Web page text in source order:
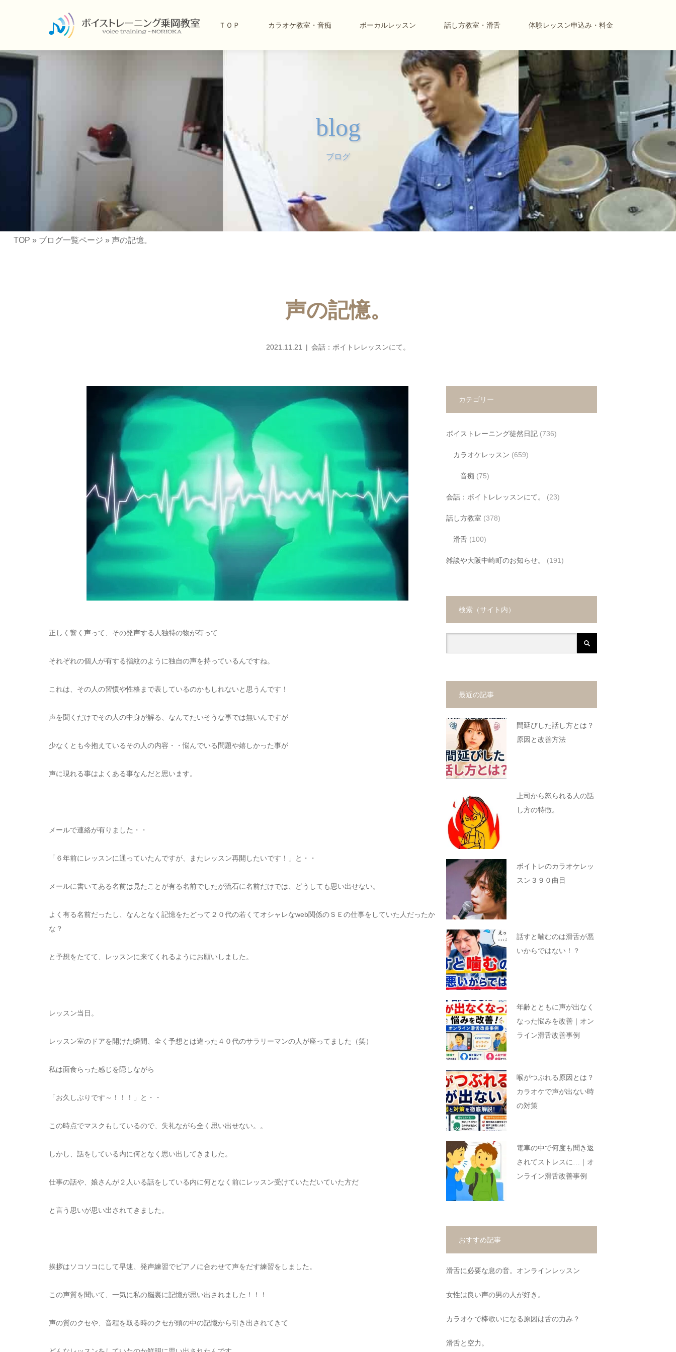
ＴＯＰ カラオケ教室・音痴 ボーカルレッスン 話し方教室・滑舌 体験レッスン申込み・料金
blog
ブログ
TOP » ブログ一覧ページ » 声の記憶。
声の記憶。
2021.11.21 会話：ボイトレレッスンにて。
正しく響く声って、その発声する人独特の物が有って
それぞれの個人が有する指紋のように独自の声を持っているんですね。
これは、その人の習慣や性格まで表しているのかもしれないと思うんです！
声を聞くだけでその人の中身が解る、なんてたいそうな事では無いんですが
少なくとも今抱えているその人の内容・・悩んでいる問題や嬉しかった事が
声に現れる事はよくある事なんだと思います。
メールで連絡が有りました・・
「６年前にレッスンに通っていたんですが、またレッスン再開したいです！」と・・
メールに書いてある名前は見たことが有る名前でしたが流石に名前だけでは、どうしても思い出せない。
よく有る名前だったし、なんとなく記憶をたどって２０代の若くてオシャレなweb関係のＳＥの仕事をしていた人だったか
な？
と予想をたてて、レッスンに来てくれるようにお願いしました。
レッスン当日。
レッスン室のドアを開けた瞬間、全く予想とは違った４０代のサラリーマンの人が座ってました（笑）
私は面食らった感じを隠しながら
「お久しぶりです～！！！」と・・
この時点でマスクもしているので、失礼ながら全く思い出せない。。
しかし、話をしている内に何となく思い出してきました。
仕事の話や、娘さんが２人いる話をしている内に何となく前にレッスン受けていただいていた方だ
と言う思いが思い出されてきました。
挨拶はソコソコにして早速、発声練習でピアノに合わせて声をだす練習をしました。
この声質を聞いて、一気に私の脳裏に記憶が思い出されました！！！
声の質のクセや、音程を取る時のクセが頭の中の記憶から引き出されてきて
カテゴリー
ボイストレーニング徒然日記(736)
カラオケレッスン (659)
音痴 (75)
会話：ボイトレレッスンにて。 (23)
話し方教室 (378)
滑舌(100)
雑談や大阪中崎町のお知らせ。 (191)
検索（サイト内）
最近の記事
間延びした話し方とは？
原因と改善方法
上司から怒られる人の話
し方の特徴。
ボイトレのカラオケレッ
スン３９０曲目
話すと噛むのは滑舌が悪
いからではない！？
年齢とともに声が出なく
なった悩みを改善｜オン
ライン滑舌改善事例
喉がつぶれる原因とは？
カラオケで声が出ない時
の対策
電車の中で何度も聞き返
されてストレスに…｜オ
ンライン滑舌改善事例
おすすめ記事
滑舌に必要な息の音。オンラインレッスン
女性は良い声の男の人が好き。
カラオケで棒歌いになる原因は舌の力み？
滑舌と空力。